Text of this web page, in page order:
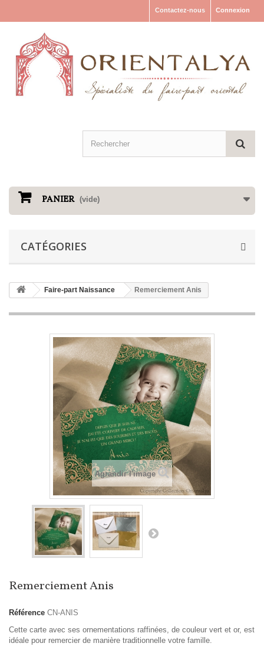
Connexion
Contactez-nous
PANIER (vide)
CATÉGORIES
Faire-part Naissance Remerciement Anis
Agrandir l'image
Remerciement Anis
Référence CN-ANIS
Cette carte avec ses ornementations raffinées, de couleur vert et or, est
idéale pour remercier de manière traditionnelle votre famille.